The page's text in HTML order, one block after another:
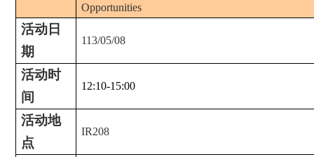
Opportunities
活动日
期
113/05/08
活动时
间
12:10-15:00
活动地
点
IR208